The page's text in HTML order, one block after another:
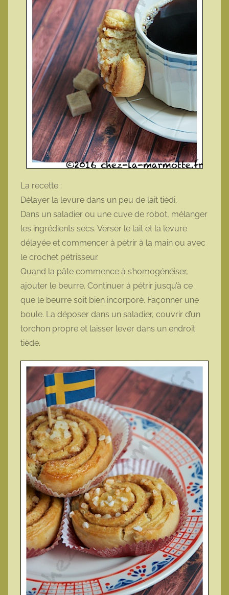
La recette :
Délayer la levure dans un peu de lait tiédi.
Dans un saladier ou une cuve de robot, mélanger
les ingrédients secs. Verser le lait et la levure
délayée et commencer à pétrir à la main ou avec
le crochet pétrisseur.
Quand la pâte commence à s’homogénéiser,
ajouter le beurre. Continuer à pétrir jusqu’à ce
que le beurre soit bien incorporé. Façonner une
boule. La déposer dans un saladier, couvrir d’un
torchon propre et laisser lever dans un endroit
tiède.